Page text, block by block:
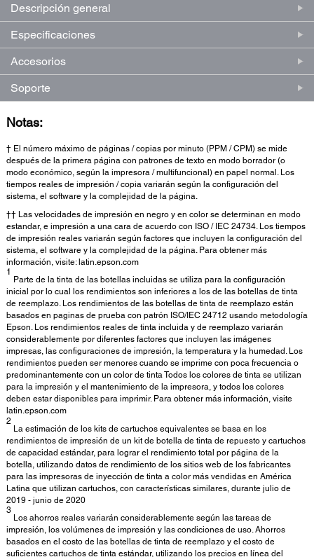
Descripción general
Especificaciones
Accesorios
Soporte
Notas:
† El número máximo de páginas / copias por minuto (PPM / CPM) se mide
después de la primera página con patrones de texto en modo borrador (o
modo económico, según la impresora / multifuncional) en papel normal. Los
tiempos reales de impresión / copia variarán según la configuración del
sistema, el software y la complejidad de la página.
†† Las velocidades de impresión en negro y en color se determinan en modo
estandar, e impresión a una cara de acuerdo con ISO / IEC 24734. Los tiempos
de impresión reales variarán según factores que incluyen la configuración del
sistema, el software y la complejidad de la página. Para obtener más
información, visite: latin.epson.com
1
Parte de la tinta de las botellas incluidas se utiliza para la configuración
inicial por lo cual los rendimientos son inferiores a los de las botellas de tinta
de reemplazo. Los rendimientos de las botellas de tinta de reemplazo están
basados en paginas de prueba con patrón ISO/IEC 24712 usando metodología
Epson. Los rendimientos reales de tinta incluida y de reemplazo variarán
considerablemente por diferentes factores que incluyen las imágenes
impresas, las configuraciones de impresión, la temperatura y la humedad. Los
rendimientos pueden ser menores cuando se imprime con poca frecuencia o
predominantemente con un color de tinta Todos los colores de tinta se utilizan
para la impresión y el mantenimiento de la impresora, y todos los colores
deben estar disponibles para imprimir. Para obtener más información, visite
latin.epson.com
2
La estimación de los kits de cartuchos equivalentes se basa en los
rendimientos de impresión de un kit de botella de tinta de repuesto y cartuchos
de capacidad estándar, para lograr el rendimiento total por página de la
botella, utilizando datos de rendimiento de los sitios web de los fabricantes
para las impresoras de inyección de tinta a color más vendidas en América
Latina que utilizan cartuchos, con características similares, durante julio de
2019 - junio de 2020
3
Los ahorros reales variarán considerablemente según las tareas de
impresión, los volúmenes de impresión y las condiciones de uso. Ahorros
basados en el costo de las botellas de tinta de reemplazo y el costo de
suficientes cartuchos de tinta estándar, utilizando los precios en línea del